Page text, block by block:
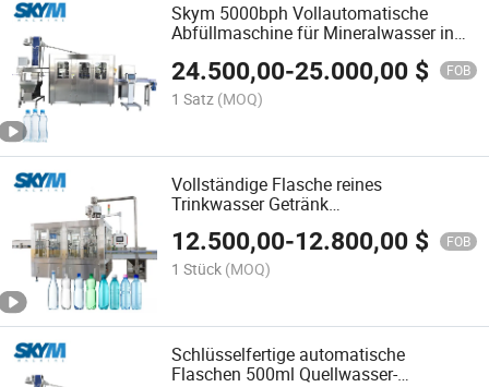
Skym 5000bph Vollautomatische
Abfüllmaschine für Mineralwasser in
24.500,00-25.000,00 $ FOB
1 Satz (MOQ)
Vollständige Flasche reines
Trinkwasser Getränk
Verpackungsmaschine Produktionslinie
12.500,00-12.800,00 $ FOB
1 Stück (MOQ)
Schlüsselfertige automatische
Flaschen 500ml Quellwasser-